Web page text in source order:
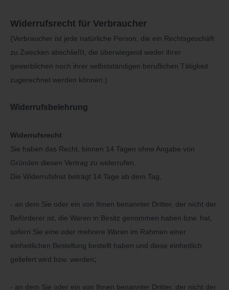
Widerrufsrecht für Verbraucher
(Verbraucher ist jede natürliche Person, die ein Rechtsgeschäft
zu Zwecken abschließt, die überwiegend weder ihrer
gewerblichen noch ihrer selbstständigen beruflichen Tätigkeit
zugerechnet werden können.)
Widerrufsbelehrung
Widerrufsrecht
Sie haben das Recht, binnen 14 Tagen ohne Angabe von
Gründen diesen Vertrag zu widerrufen.
Die Widerrufsfrist beträgt 14 Tage ab dem Tag,
- an dem Sie oder ein von Ihnen benannter Dritter, der nicht der
Beförderer ist, die Waren in Besitz genommen haben bzw. hat,
sofern Sie eine oder mehrere Waren im Rahmen einer
einheitlichen Bestellung bestellt haben und diese einheitlich
geliefert wird bzw. werden;
- an dem Sie oder ein von Ihnen benannter Dritter, der nicht der